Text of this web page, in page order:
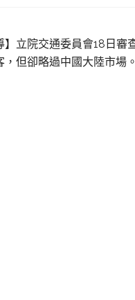
】立院交通委員會18日
但卻略過中國大陸市場